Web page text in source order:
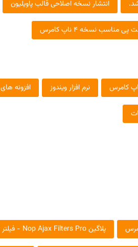
انتشار نسخه اصلاحی قالب پاویلیون
مناسب نسخه 4 ناپ کامرس
کامرس نرم افزار ویندوز افزونه های SEO ناپ کامرس
پلاگین Nop Ajax Filters Pro - فیلتر پیشرفته